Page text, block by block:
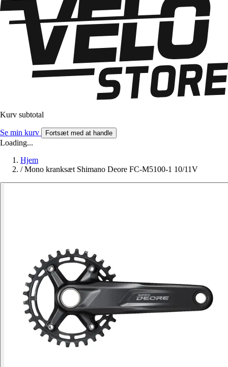
Kurv subtotal
Se min kurv Fortsæt med at handle
Loading...
Hjem
/ Mono kranksæt Shimano Deore FC-M5100-1 10/11V